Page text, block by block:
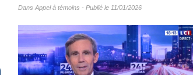
Dans Appel à témoins - Publié le 11/01/2026